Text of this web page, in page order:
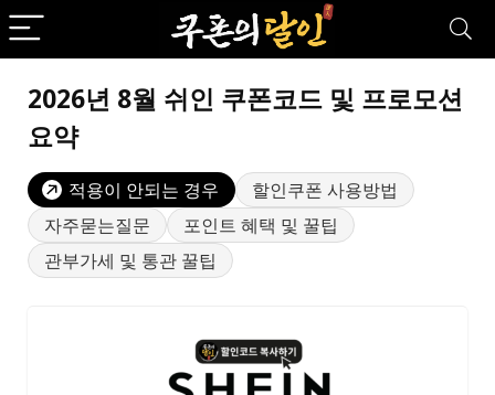
2026년 8월 쉬인 쿠폰코드 및 프로모션
요약
적용이 안되는 경우
할인쿠폰 사용방법
자주묻는질문
포인트 혜택 및 꿀팁
관부가세 및 통관 꿀팁